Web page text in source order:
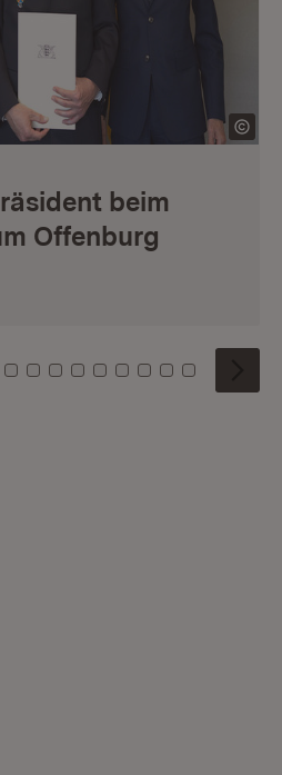
beim
Offenburg
2 3 4
Kachel: 5
Zu Kachel: 6
Zu Kachel: 7
Zu Kachel: 8
Zu Kachel: 9
Zu Kachel: 10
Zu Kachel: 11
Zu Kachel: 12
Zu Kachel:
Zu